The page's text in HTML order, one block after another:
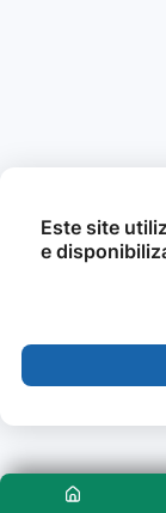
Este site
e